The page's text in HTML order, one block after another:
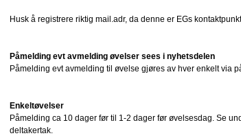
Husk å registrere riktig mail.adr, da denne er EGs
Påmelding evt avmelding øvelser sees i nyhetsdelen
Påmelding evt avmelding til øvelse gjøres av hver enkelt via
Enkeltøvelser
Påmelding ca 10 dager før til 1-2 dager før øvelsesdag. Se
deltakertak.